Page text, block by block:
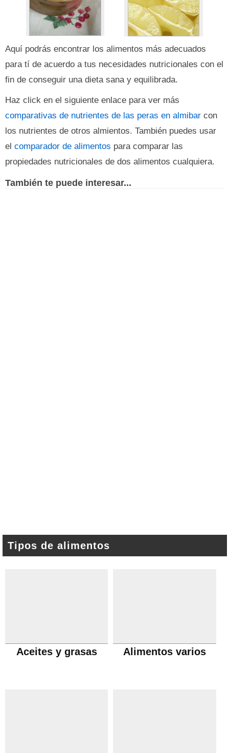
Aquí podrás encontrar los alimentos más adecuados
para tí de acuerdo a tus necesidades nutricionales con el
fin de conseguir una dieta sana y equilibrada.
Haz click en el siguiente enlace para ver más
comparativas de nutrientes de las peras en almibar con
los nutrientes de otros almientos. También puedes usar
el comparador de alimentos para comparar las
propiedades nutricionales de dos alimentos cualquiera.
También te puede interesar...
Tipos de alimentos
Aceites y grasas Alimentos varios